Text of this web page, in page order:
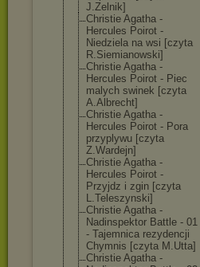
J.Zelnik]
Christie Agatha -
Hercules Poirot -
Niedziela na wsi [czyta
R.Siemianowski]
Christie Agatha -
Hercules Poirot - Piec
malych swinek [czyta
A.Albrecht]
Christie Agatha -
Hercules Poirot - Pora
przyplywu [czyta
Z.Wardejn]
Christie Agatha -
Hercules Poirot -
Przyjdz i zgin [czyta
L.Teleszynski]
Christie Agatha -
Nadinspektor Battle - 01
- Tajemnica rezydencji
Chymnis [czyta M.Utta]
Christie Agatha -